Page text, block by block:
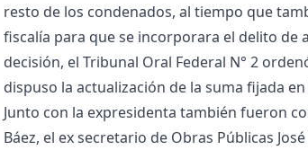
resto de los condenados, al tiempo que
fiscalía para que se incorporara el delito de
decisión, el Tribunal Oral Federal N° 2
dispuso la actualización de la suma fijada
Junto con la expresidenta también fueron
Báez, el ex secretario de Obras Públicas